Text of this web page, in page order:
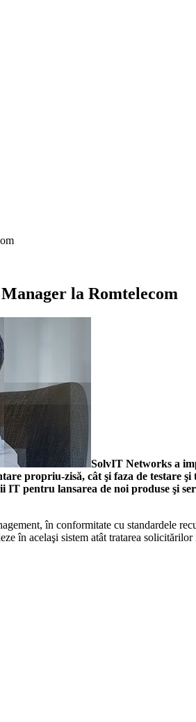
la Romtelecom
SolvIT Networks a
propriu-zisă, cât şi faza de
IT pentru lansarea de noi produse şi
în conformitate cu standardele
în acelaşi sistem atât tratarea